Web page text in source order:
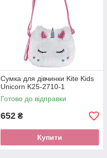
Сумка для дівчинки Kite Kids
Unicorn K25-2710-1
Готово до відправки
652 ₴
Купити